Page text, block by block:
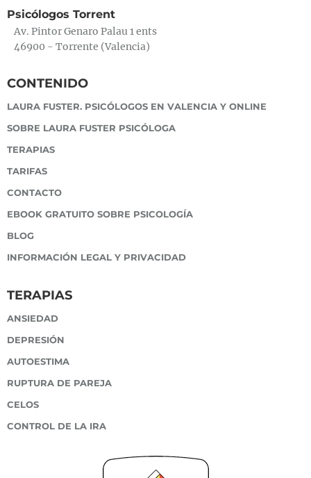
Psicólogos Torrent
Av. Pintor Genaro Palau 1 ents
46900 - Torrente (Valencia)
CONTENIDO
LAURA FUSTER. PSICÓLOGOS EN VALENCIA Y ONLINE
SOBRE LAURA FUSTER PSICÓLOGA
TERAPIAS
TARIFAS
CONTACTO
EBOOK GRATUITO SOBRE PSICOLOGÍA
BLOG
INFORMACIÓN LEGAL Y PRIVACIDAD
TERAPIAS
ANSIEDAD
DEPRESIÓN
AUTOESTIMA
RUPTURA DE PAREJA
CELOS
CONTROL DE LA IRA